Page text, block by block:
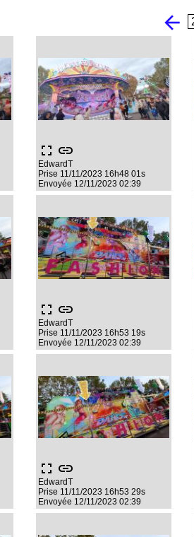
arrow_back
fullscreen link
EdwardT
Prise 11/11/2023 16h48 01s
Envoyée 12/11/2023 02:39
fullscreen link
EdwardT
Prise 11/11/2023 16h53 19s
Envoyée 12/11/2023 02:39
fullscreen link
EdwardT
Prise 11/11/2023 16h53 29s
Envoyée 12/11/2023 02:39